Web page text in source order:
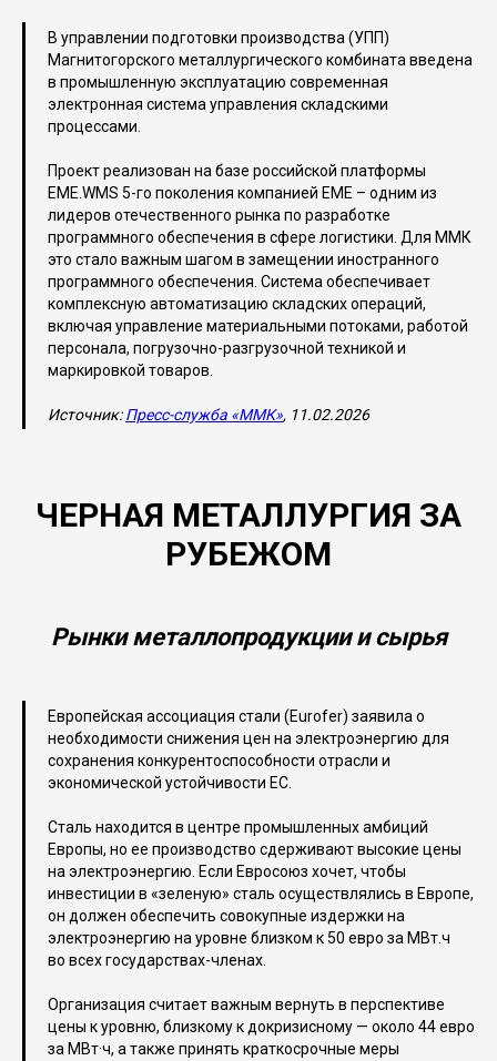
В управлении подготовки производства (УПП)
Магнитогорского металлургического комбината введена
в промышленную эксплуатацию современная
электронная система управления складскими
процессами.
Проект реализован на базе российской платформы
EME.WMS 5-го поколения компанией ЕМЕ – одним из
лидеров отечественного рынка по разработке
программного обеспечения в сфере логистики. Для ММК
это стало важным шагом в замещении иностранного
программного обеспечения. Система обеспечивает
комплексную автоматизацию складских операций,
включая управление материальными потоками, работой
персонала, погрузочно-разгрузочной техникой и
маркировкой товаров.
Источник:Пресс-служба «ММК», 11.02.2026
ЧЕРНАЯ МЕТАЛЛУРГИЯ ЗА
РУБЕЖОМ
Рынки металлопродукции и сырья
Европейская ассоциация стали (Eurofer) заявила о
необходимости снижения цен на электроэнергию для
сохранения конкурентоспособности отрасли и
экономической устойчивости ЕС.
Сталь находится в центре промышленных амбиций
Европы, но ее производство сдерживают высокие цены
на электроэнергию. Если Евросоюз хочет, чтобы
инвестиции в «зеленую» сталь осуществлялись в Европе,
он должен обеспечить совокупные издержки на
электроэнергию на уровне близком к 50 евро за МВт.ч
во всех государствах-членах.
Организация считает важным вернуть в перспективе
цены к уровню, близкому к докризисному — около 44 евро
за МВт·ч, а также принять краткосрочные меры